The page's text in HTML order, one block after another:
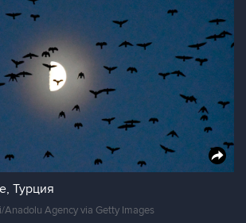
Турция
Anadolu Agency via Getty Images